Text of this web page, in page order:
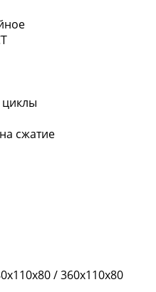
сжатие
/ 360х110х80